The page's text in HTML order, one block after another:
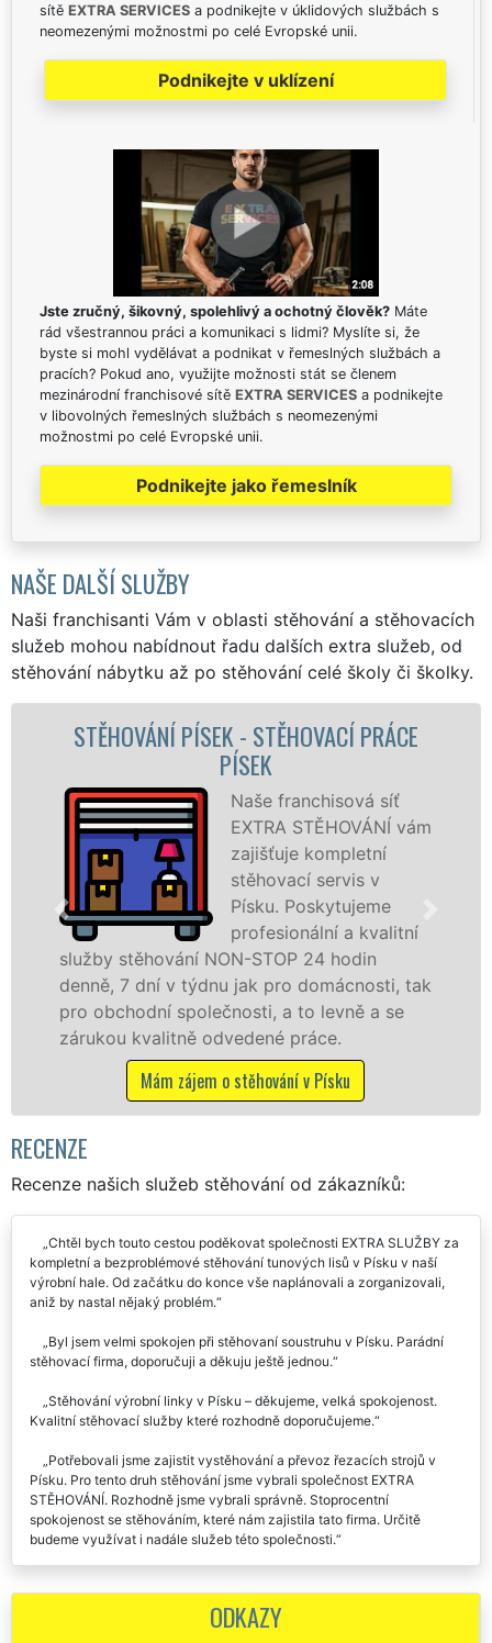
sítě EXTRA SERVICES a podnikejte v úklidových službách s
neomezenými možnostmi po celé Evropské unii.
Podnikejte v uklízení
Jste zručný, šikovný, spolehlivý a ochotný člověk? Máte
rád všestrannou práci a komunikaci s lidmi? Myslíte si, že
byste si mohl vydělávat a podnikat v řemeslných službách a
pracích? Pokud ano, využijte možnosti stát se členem
mezinárodní franchisové sítě EXTRA SERVICES a podnikejte
v libovolných řemeslných službách s neomezenými
možnostmi po celé Evropské unii.
Podnikejte jako řemeslník
NAŠE DALŠÍ SLUŽBY
Naši franchisanti Vám v oblasti stěhování a stěhovacích
služeb mohou nabídnout řadu dalších extra služeb, od
stěhování nábytku až po stěhování celé školy či školky.
STĚHOVACÍ SLUŽBA PÍSEK - STĚHOVACÍ
FIRMA PÍSEK
Poskytujeme
stěhovací služby v
Písku na špičkové
úrovni se speciální
stěhovací
technikou. Tyto
služby zajišťujeme domácnostem i firmám v
celém okresu Písek se zárukou kvality
franchisové sítě EXTRA STĚHOVÁNÍ.
Nabízíme stěhovací služby NON-STOP
včetně víkendů a svátků bez příplatků.
Mám zájem o stěhovací služby v Písku
RECENZE
Recenze našich služeb stěhování od zákazníků:
Chtěl bych touto cestou poděkovat společnosti EXTRA SLUŽBY za
kompletní a bezproblémové stěhování tunových lisů v Písku v naší
výrobní hale. Od začátku do konce vše naplánovali a zorganizovali,
Byl jsem velmi spokojen při stěhovaní soustruhu v Písku. Parádní
Stěhování výrobní linky v Písku – děkujeme, velká spokojenost.
Potřebovali jsme zajistit vystěhování a převoz řezacích strojů v
Písku. Pro tento druh stěhování jsme vybrali společnost EXTRA
STĚHOVÁNÍ. Rozhodně jsme vybrali správně. Stoprocentní
spokojenost se stěhováním, které nám zajistila tato firma. Určitě
budeme využívat i nadále služeb této společnosti.